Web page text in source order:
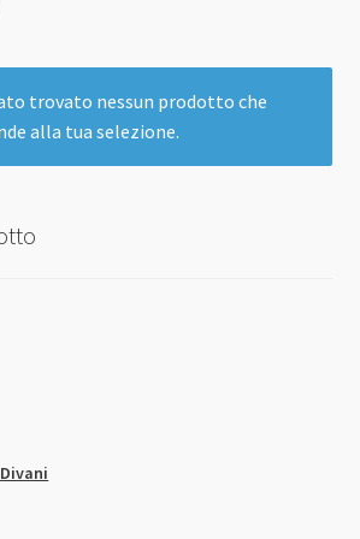
trovato nessun prodotto che
alla tua selezione.